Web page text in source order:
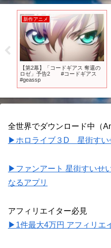
新作アニメ
【第2幕】「コードギアス 奪還の
ロゼ」予告2 #コードギアス
#geassp
全世界でダウンロード中（
▶ホロライブ３D 星街すい
▶ファンアート 星街すいせ
なるアプリ
アフィリエイター必見
▶1件最大4万円 アフィリエ